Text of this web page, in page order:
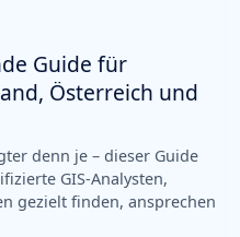
Guide für
Österreich und
denn je – dieser Guide
GIS-Analysten,
gezielt finden, ansprechen